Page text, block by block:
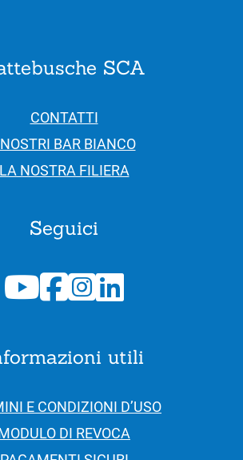
SCA
CONTATTI
BAR BIANCO
LA NOSTRA FILIERA
Seguici
utili
E CONDIZIONI D’USO
DI REVOCA